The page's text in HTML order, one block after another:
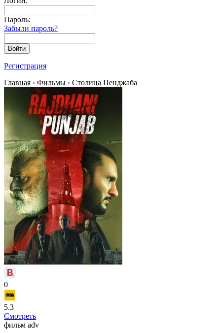
Пароль:
Забыли пароль?
Войти
Регистрация
Главная › Фильмы › Столица Пенджаба
0
5.3
Смотреть
фильм adv